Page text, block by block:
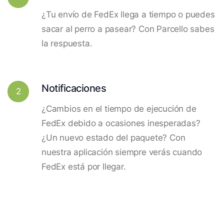
¿Tu envío de FedEx llega a tiempo o puedes
sacar al perro a pasear? Con Parcello sabes
la respuesta.
2 Notificaciones
¿Cambios en el tiempo de ejecución de
FedEx debido a ocasiones inesperadas?
¿Un nuevo estado del paquete? Con
nuestra aplicación siempre verás cuando
FedEx está por llegar.